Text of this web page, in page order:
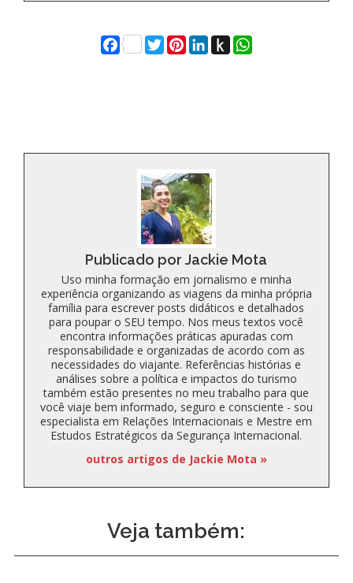
Facebook
Twitter
Pinterest
LinkedIn
Push
to
WhatsApp
Publicado por Jackie Mota
Uso minha formação em jornalismo e minha
experiência organizando as viagens da minha própria
família para escrever posts didáticos e detalhados
para poupar o SEU tempo. Nos meus textos você
encontra informações práticas apuradas com
responsabilidade e organizadas de acordo com as
necessidades do viajante. Referências histórias e
análises sobre a política e impactos do turismo
também estão presentes no meu trabalho para que
você viaje bem informado, seguro e consciente - sou
especialista em Relações Internacionais e Mestre em
Estudos Estratégicos da Segurança Internacional.
outros artigos de Jackie Mota »
Veja também: